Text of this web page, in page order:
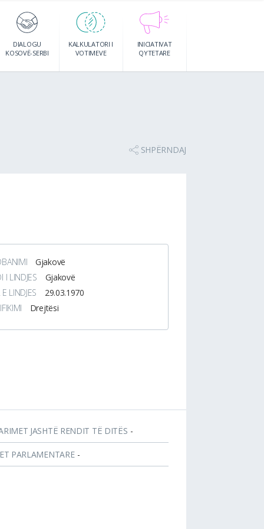
DIALOGU
KOSOVË-SERBI
KALKULATORI I
VOTIMEVE
INICIATIVAT
QYTETARE
SHPËRNDAJ
Gjakovë
I LINDJES
Gjakovë
LINDJES
29.03.1970
Drejtësi
JASHTË RENDIT TË DITËS -
PARLAMENTARE -